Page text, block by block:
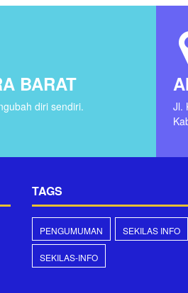
BARAT
diri sendiri.
Jl.
TAGS
PENGUMUMAN SEKILAS INFO
SEKILAS-INFO